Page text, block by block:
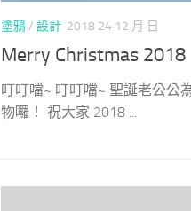
塗鴉/ 設計 2018 24 12 月 日
Merry Christmas 2018
叮叮噹~ 叮叮噹~ 聖誕老公公
物囉！ 祝大家 2018 ...